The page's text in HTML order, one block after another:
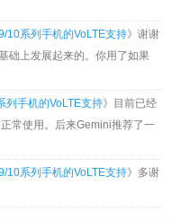
10系列手机的VoLTE支持》谢谢
础上发展起来的。你用了如果
列手机的VoLTE支持》目前已经
常使用。后来Gemini推荐了一
10系列手机的VoLTE支持》多谢